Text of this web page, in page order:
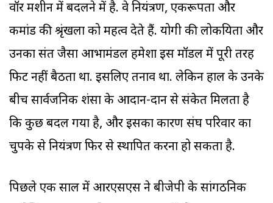
वॉर मशीन में बदलने में है. वे नियंत्रण, एकरूपता और
कमांड की श्रृंखला को महत्व देते हैं. योगी की लोकप्रियता और
उनका संत जैसा आभामंडल हमेशा इस मॉडल में पूरी तरह
फिट नहीं बैठता था. इसलिए तनाव था. लेकिन हाल के उनके
बीच सार्वजनिक प्रशंसा के आदान-प्रदान से संकेत मिलता है
कि कुछ बदल गया है, और इसका कारण संघ परिवार का
चुपके से नियंत्रण फिर से स्थापित करना हो सकता है.
पिछले एक साल में आरएसएस ने बीजेपी के सांगठनिक